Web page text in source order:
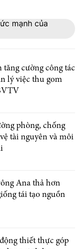
mạnh của
cường công tác
lý việc thu gom
phòng, chống
tài nguyên và môi
Ana thả hơn
tái tạo nguồn
thiết thực góp